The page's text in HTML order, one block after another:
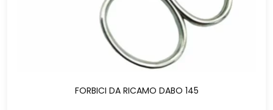
FORBICI DA RICAMO DABO 145